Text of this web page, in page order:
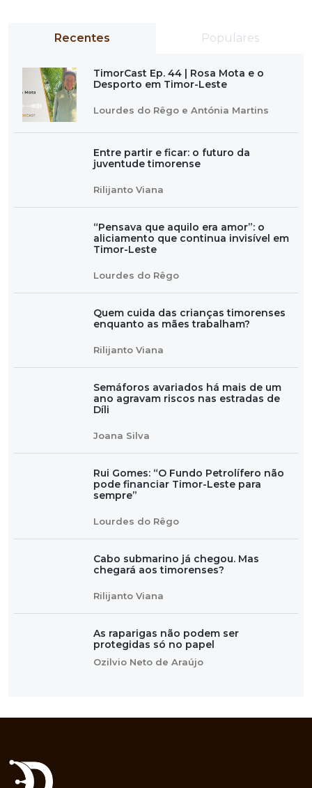
Recentes Populares
TimorCast Ep. 44 | Rosa Mota e o
Desporto em Timor-Leste
Lourdes do Rêgo e Antónia Martins
Entre partir e ficar: o futuro da
juventude timorense
Rilijanto Viana
“Pensava que aquilo era amor”: o
aliciamento que continua invisível em
Timor-Leste
Lourdes do Rêgo
Quem cuida das crianças timorenses
enquanto as mães trabalham?
Rilijanto Viana
Semáforos avariados há mais de um
ano agravam riscos nas estradas de
Díli
Joana Silva
Rui Gomes: “O Fundo Petrolífero não
pode financiar Timor-Leste para
sempre”
Lourdes do Rêgo
Cabo submarino já chegou. Mas
chegará aos timorenses?
Rilijanto Viana
As raparigas não podem ser
protegidas só no papel
Ozilvio Neto de Araújo